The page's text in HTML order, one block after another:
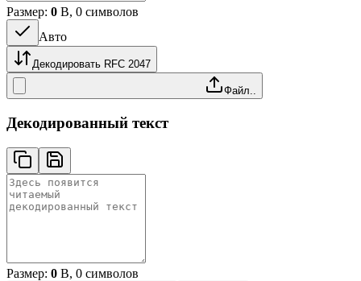
Размер: 0 B, 0 cимволов
Авто
Декодировать RFC 2047
Файл..
Декодированный текст
Размер: 0 B, 0 cимволов